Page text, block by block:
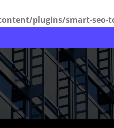
plugins/smart-seo-